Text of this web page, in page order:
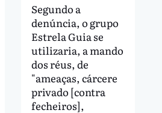
Segundo a
denúncia, o grupo
Estrela Guia se
utilizaria, a mando
dos réus, de
"ameaças, cárcere
privado [contra
fecheiros],